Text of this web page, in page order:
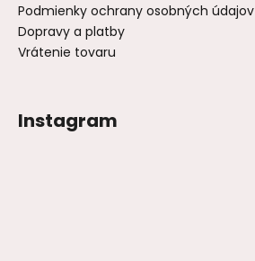
Podmienky ochrany osobných údajov
Dopravy a platby
Vrátenie tovaru
Instagram